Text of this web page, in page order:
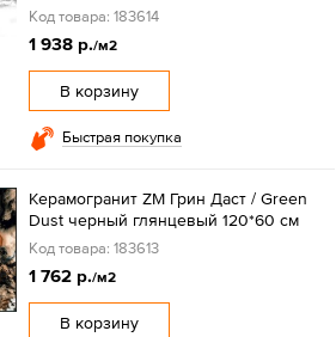
Код товара: 183614
1 938 р./м2
В корзину
Быстрая покупка
Керамогранит ZM Грин Даст / Green
Dust черный глянцевый 120*60 см
Код товара: 183613
1 762 р./м2
В корзину